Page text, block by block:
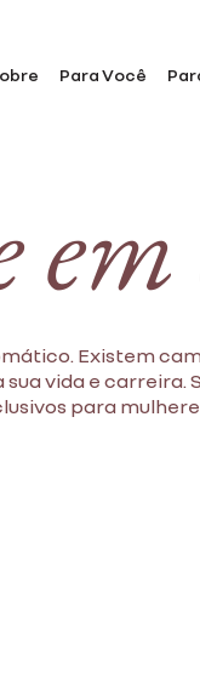
Para Você
Existem
vida e
para